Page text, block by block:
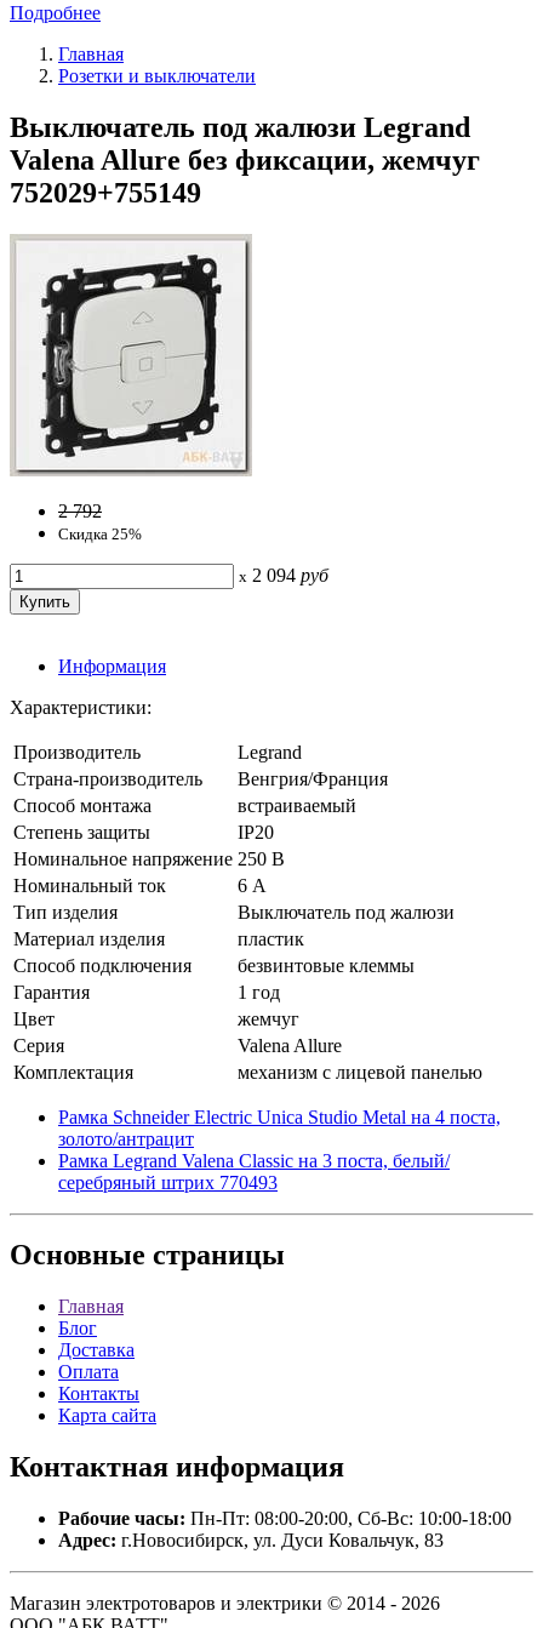
Подробнее
Главная
Розетки и выключатели
Выключатель под жалюзи Legrand
Valena Allure без фиксации, жемчуг
752029+755149
2 792
Скидка 25%
x 2 094 руб
Информация
Характеристики:
Производитель
Legrand
Страна-производитель
Венгрия/Франция
Способ монтажа
встраиваемый
Степень защиты
IP20
Номинальное напряжение 250 В
Номинальный ток
6 А
Тип изделия
Выключатель под жалюзи
Материал изделия
пластик
Способ подключения
безвинтовые клеммы
Гарантия
1 год
Цвет
жемчуг
Серия
Valena Allure
Комплектация
механизм с лицевой панелью
Рамка Schneider Electric Unica Studio Metal на 4 поста,
золото/антрацит
Рамка Legrand Valena Classic на 3 поста, белый/
серебряный штрих 770493
Основные страницы
Главная
Блог
Доставка
Оплата
Контакты
Карта сайта
Контактная информация
Рабочие часы: Пн-Пт: 08:00-20:00, Сб-Вс: 10:00-18:00
Адрес: г.Новосибирск, ул. Дуси Ковальчук, 83
Магазин электротоваров и электрики © 2014 - 2026